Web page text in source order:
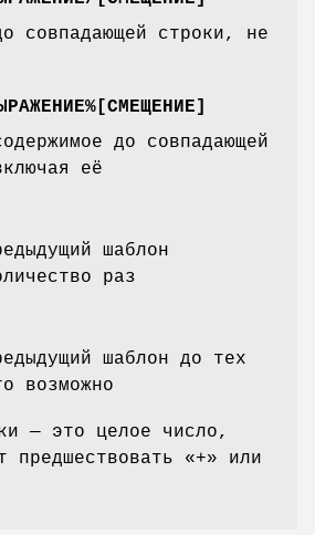
совпадающей строки, не
до совпадающей
её
шаблон
раз
шаблон до тех
возможно
— это целое число,
предшествовать «+» или